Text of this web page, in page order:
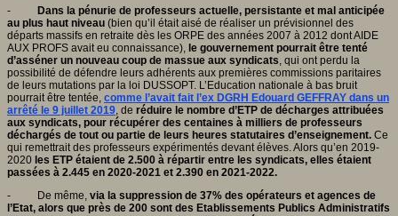
- Dans la pénurie de professeurs actuelle, persistante et mal anticipée
au plus haut niveau (bien qu’il était aisé de réaliser un prévisionnel des
départs massifs en retraite dès les ORPE des années 2007 à 2012 dont AIDE
AUX PROFS avait eu connaissance), le gouvernement pourrait être tenté
d’asséner un nouveau coup de massue aux syndicats , qui ont perdu la
possibilité de défendre leurs adhérents aux premières commissions paritaires
de leurs mutations par la loi DUSSOPT. L’Education nationale à bas bruit
pourrait être tentée, comme l’avait fait l’ex DGRH Edouard GEFFRAY dans un
arrêté le 9 juillet 2019 , de réduire le nombre d’ETP de décharges attribuées
aux syndicats, pour récupérer des centaines à milliers de professeurs
déchargés de tout ou partie de leurs heures statutaires d’enseignement. Ce
qui remettrait des professeurs expérimentés devant élèves. Alors qu’en 2019-
2020 les ETP étaient de 2.500 à répartir entre les syndicats, elles étaient
passées à 2.445 en 2020-2021 et 2.390 en 2021-2022.
- De même, via la suppression de 37% des opérateurs et agences de
l’Etat, alors que près de 200 sont des Etablissements Publics Administratifs